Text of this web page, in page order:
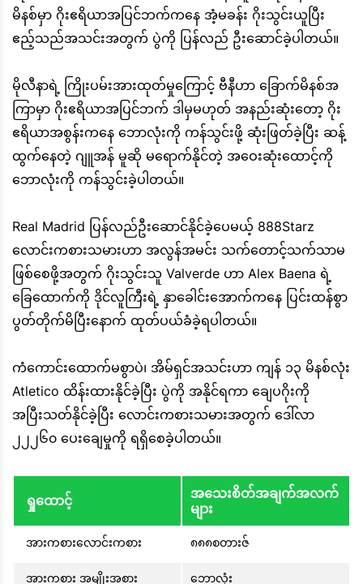
မိနစ်မှာ ဂိုးဧရိယာအပြင်ဘက်ကနေ အံ့မခန်း ဂိုးသွင်းယူပြီး
ဧည့်သည်အသင်းအတွက် ပွဲကို ပြန်လည် ဦးဆောင်ခဲ့ပါတယ်။
မိုလီနာရဲ့ ကြိုးပမ်းအားထုတ်မှုကြောင့် ဗီနီဟာ ခြောက်မိနစ်အ
ကြာမှာ ဂိုးဧရိယာအပြင်ဘက် ဒါမှမဟုတ် အနည်းဆုံးတော့ ဂိုး
ဧရိယာအစွန်းကနေ ဘောလုံးကို ကန်သွင်းဖို့ ဆုံးဖြတ်ခဲ့ပြီး ဆန့်
ထွက်နေတဲ့ ဂျူအန် မူဆို မရောက်နိုင်တဲ့ အဝေးဆုံးထောင့်ကို
ဘောလုံးကို ကန်သွင်းခဲ့ပါတယ်။
Real Madrid ပြန်လည်ဦးဆောင်နိုင်ခဲ့ပေမယ့် 888Starz
လောင်းကစားသမားဟာ အလွန်အမင်း သက်တောင့်သက်သာမ
ဖြစ်စေဖို့အတွက် ဂိုးသွင်းသူ Valverde ဟာ Alex Baena ရဲ့
ခြေထောက်ကို ဒိုင်လူကြီးရဲ့ နှာခေါင်းအောက်ကနေ ပြင်းထန်စွာ
ပွတ်တိုက်မိပြီးနောက် ထုတ်ပယ်ခံခဲ့ရပါတယ်။
ကံကောင်းထောက်မစွာပဲ၊ အိမ်ရှင်အသင်းဟာ ကျန် ၁၃ မိနစ်လုံး
Atletico ထိန်းထားနိုင်ခဲ့ပြီး ပွဲကို အနိုင်ရကာ ချေပဂိုးကို
အပြီးသတ်နိုင်ခဲ့ပြီး လောင်းကစားသမားအတွက် ဒေါ်လာ
၂၂၂၆၀ ပေးချေမှုကို ရရှိစေခဲ့ပါတယ်။
ရှုထောင့်
အသေးစိတ်အချက်အလက်
များ
အားကစားလောင်းကစား ၈၈၈စတားဇ်
အားကစား အမျိုးအစား ဘောလုံး